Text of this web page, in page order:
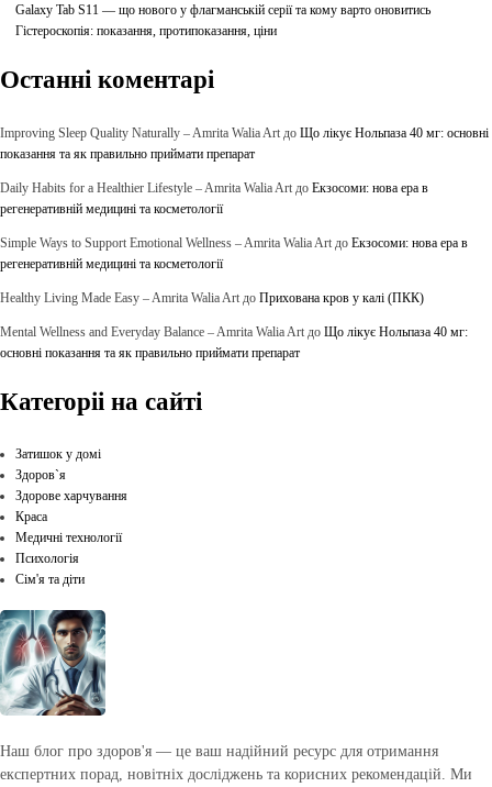
Galaxy Tab S11 — що нового у флагманській серії та кому варто оновитись
Гістероскопія: показання, протипоказання, ціни
Останні коментарі
Improving Sleep Quality Naturally – Amrita Walia Art до Що лікує Нольпаза 40 мг: основні
показання та як правильно приймати препарат
Daily Habits for a Healthier Lifestyle – Amrita Walia Art до Екзосоми: нова ера в
регенеративній медицині та косметології
Simple Ways to Support Emotional Wellness – Amrita Walia Art до Екзосоми: нова ера в
регенеративній медицині та косметології
Healthy Living Made Easy – Amrita Walia Art до Прихована кров у калі (ПКК)
Mental Wellness and Everyday Balance – Amrita Walia Art до Що лікує Нольпаза 40 мг:
основні показання та як правильно приймати препарат
Категоріі на сайті
Затишок у домі
Здоров`я
Здорове харчування
Краса
Медичні технології
Психологія
Сім'я та діти
Наш блог про здоров'я — це ваш надійний ресурс для отримання
експертних порад, новітніх досліджень та корисних рекомендацій. Ми